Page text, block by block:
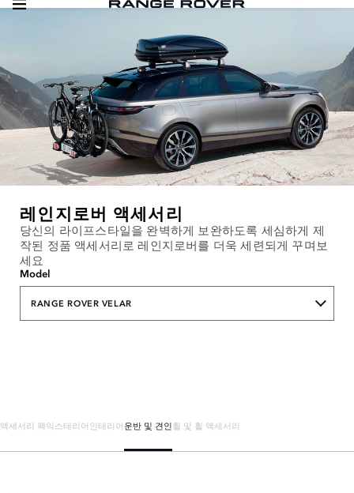
레인지로버 액세서리
당신의 라이프스타일을 완벽하게 보완하도록 세심하게 제
작된 정품 액세서리로 레인지로버를 더욱 세련되게 꾸며보
세요
Model
RANGE ROVER VELAR
액세서리 팩익스테리어인테리어운반 및 견인휠 및 휠 액세서리